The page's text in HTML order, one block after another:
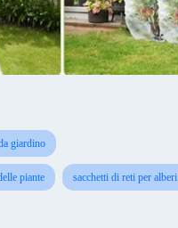
giardino
piante sacchetti di reti per